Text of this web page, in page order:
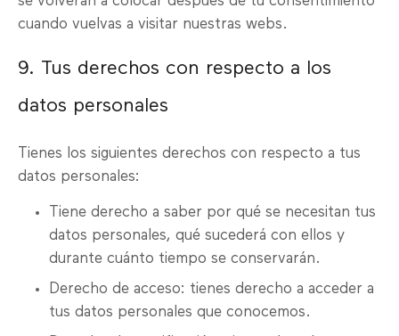
cuando vuelvas a visitar nuestras webs.
9. Tus derechos con respecto a los
datos personales
Tienes los siguientes derechos con respecto a tus
datos personales:
Tiene derecho a saber por qué se necesitan tus
datos personales, qué sucederá con ellos y
durante cuánto tiempo se conservarán.
Derecho de acceso: tienes derecho a acceder a
tus datos personales que conocemos.